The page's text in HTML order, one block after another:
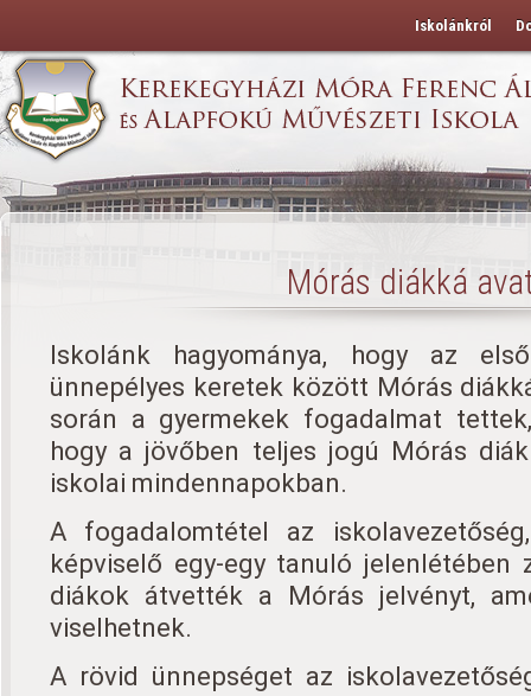
Iskolánkról
Mórás diákká
Iskolánk hagyománya, hogy az
ünnepélyes keretek között Mórás
során a gyermekek fogadalmat
hogy a jövőben teljes jogú Mórás
iskolai mindennapokban.
A fogadalomtétel az
képviselő egy-egy tanuló
diákok átvették a Mórás jelvényt,
viselhetnek.
A rövid ünnepséget az